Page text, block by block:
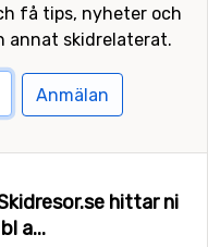
få tips, nyheter och
annat skidrelaterat.
Anmälan
hittar ni
a...